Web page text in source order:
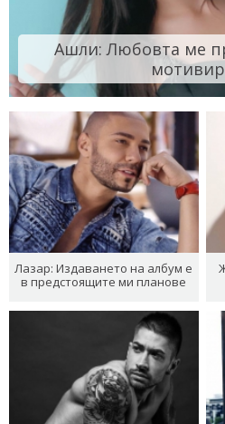
Ашли: Любовта ме
Лазар: Издаването на албум е
в предстоящите ми планове